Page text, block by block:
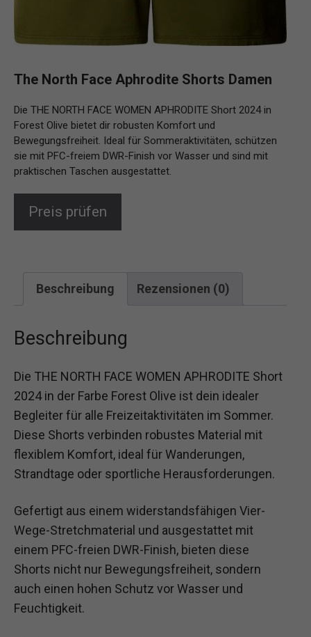
The North Face Aphrodite Shorts Damen
Die THE NORTH FACE WOMEN APHRODITE Short 2024 in
Forest Olive bietet dir robusten Komfort und
Bewegungsfreiheit. Ideal für Sommeraktivitäten, schützen
sie mit PFC-freiem DWR-Finish vor Wasser und sind mit
praktischen Taschen ausgestattet.
Preis prüfen
Beschreibung Rezensionen (0)
Beschreibung
Die THE NORTH FACE WOMEN APHRODITE Short
2024 in der Farbe Forest Olive ist dein idealer
Begleiter für alle Freizeitaktivitäten im Sommer.
Diese Shorts verbinden robustes Material mit
flexiblem Komfort, ideal für Wanderungen,
Strandtage oder sportliche Herausforderungen.
Gefertigt aus einem widerstandsfähigen Vier-
Wege-Stretchmaterial und ausgestattet mit
einem PFC-freien DWR-Finish, bieten diese
Shorts nicht nur Bewegungsfreiheit, sondern
auch einen hohen Schutz vor Wasser und
Feuchtigkeit.